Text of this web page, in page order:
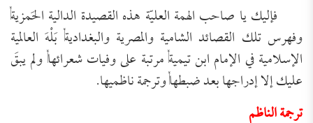
فإليك يا صاحب الهمة العليّة هذه القصيدة الدالية الحَمزية,
وفهرس تلك القصائد الشامية والمصرية والبغدادية, بَلْهَ العالمية
الإسلامية في الإمام ابن تيمية, مرتبة على وفيات شعرائها, ولم يبقَ
عليك إلا إدراجها بعد ضبطها, وترجمة ناظميها.
ترجمة الناظم